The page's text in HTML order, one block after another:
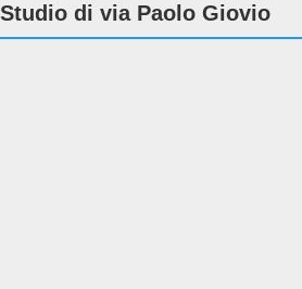
Studio di via Paolo Giovio